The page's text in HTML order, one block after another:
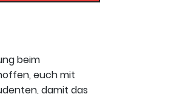
beim
euch mit
damit das